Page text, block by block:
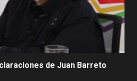
de Juan Barreto